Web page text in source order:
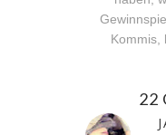
Kommis,
22